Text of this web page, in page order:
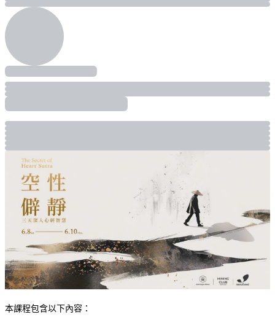
本課程包含以下內容：